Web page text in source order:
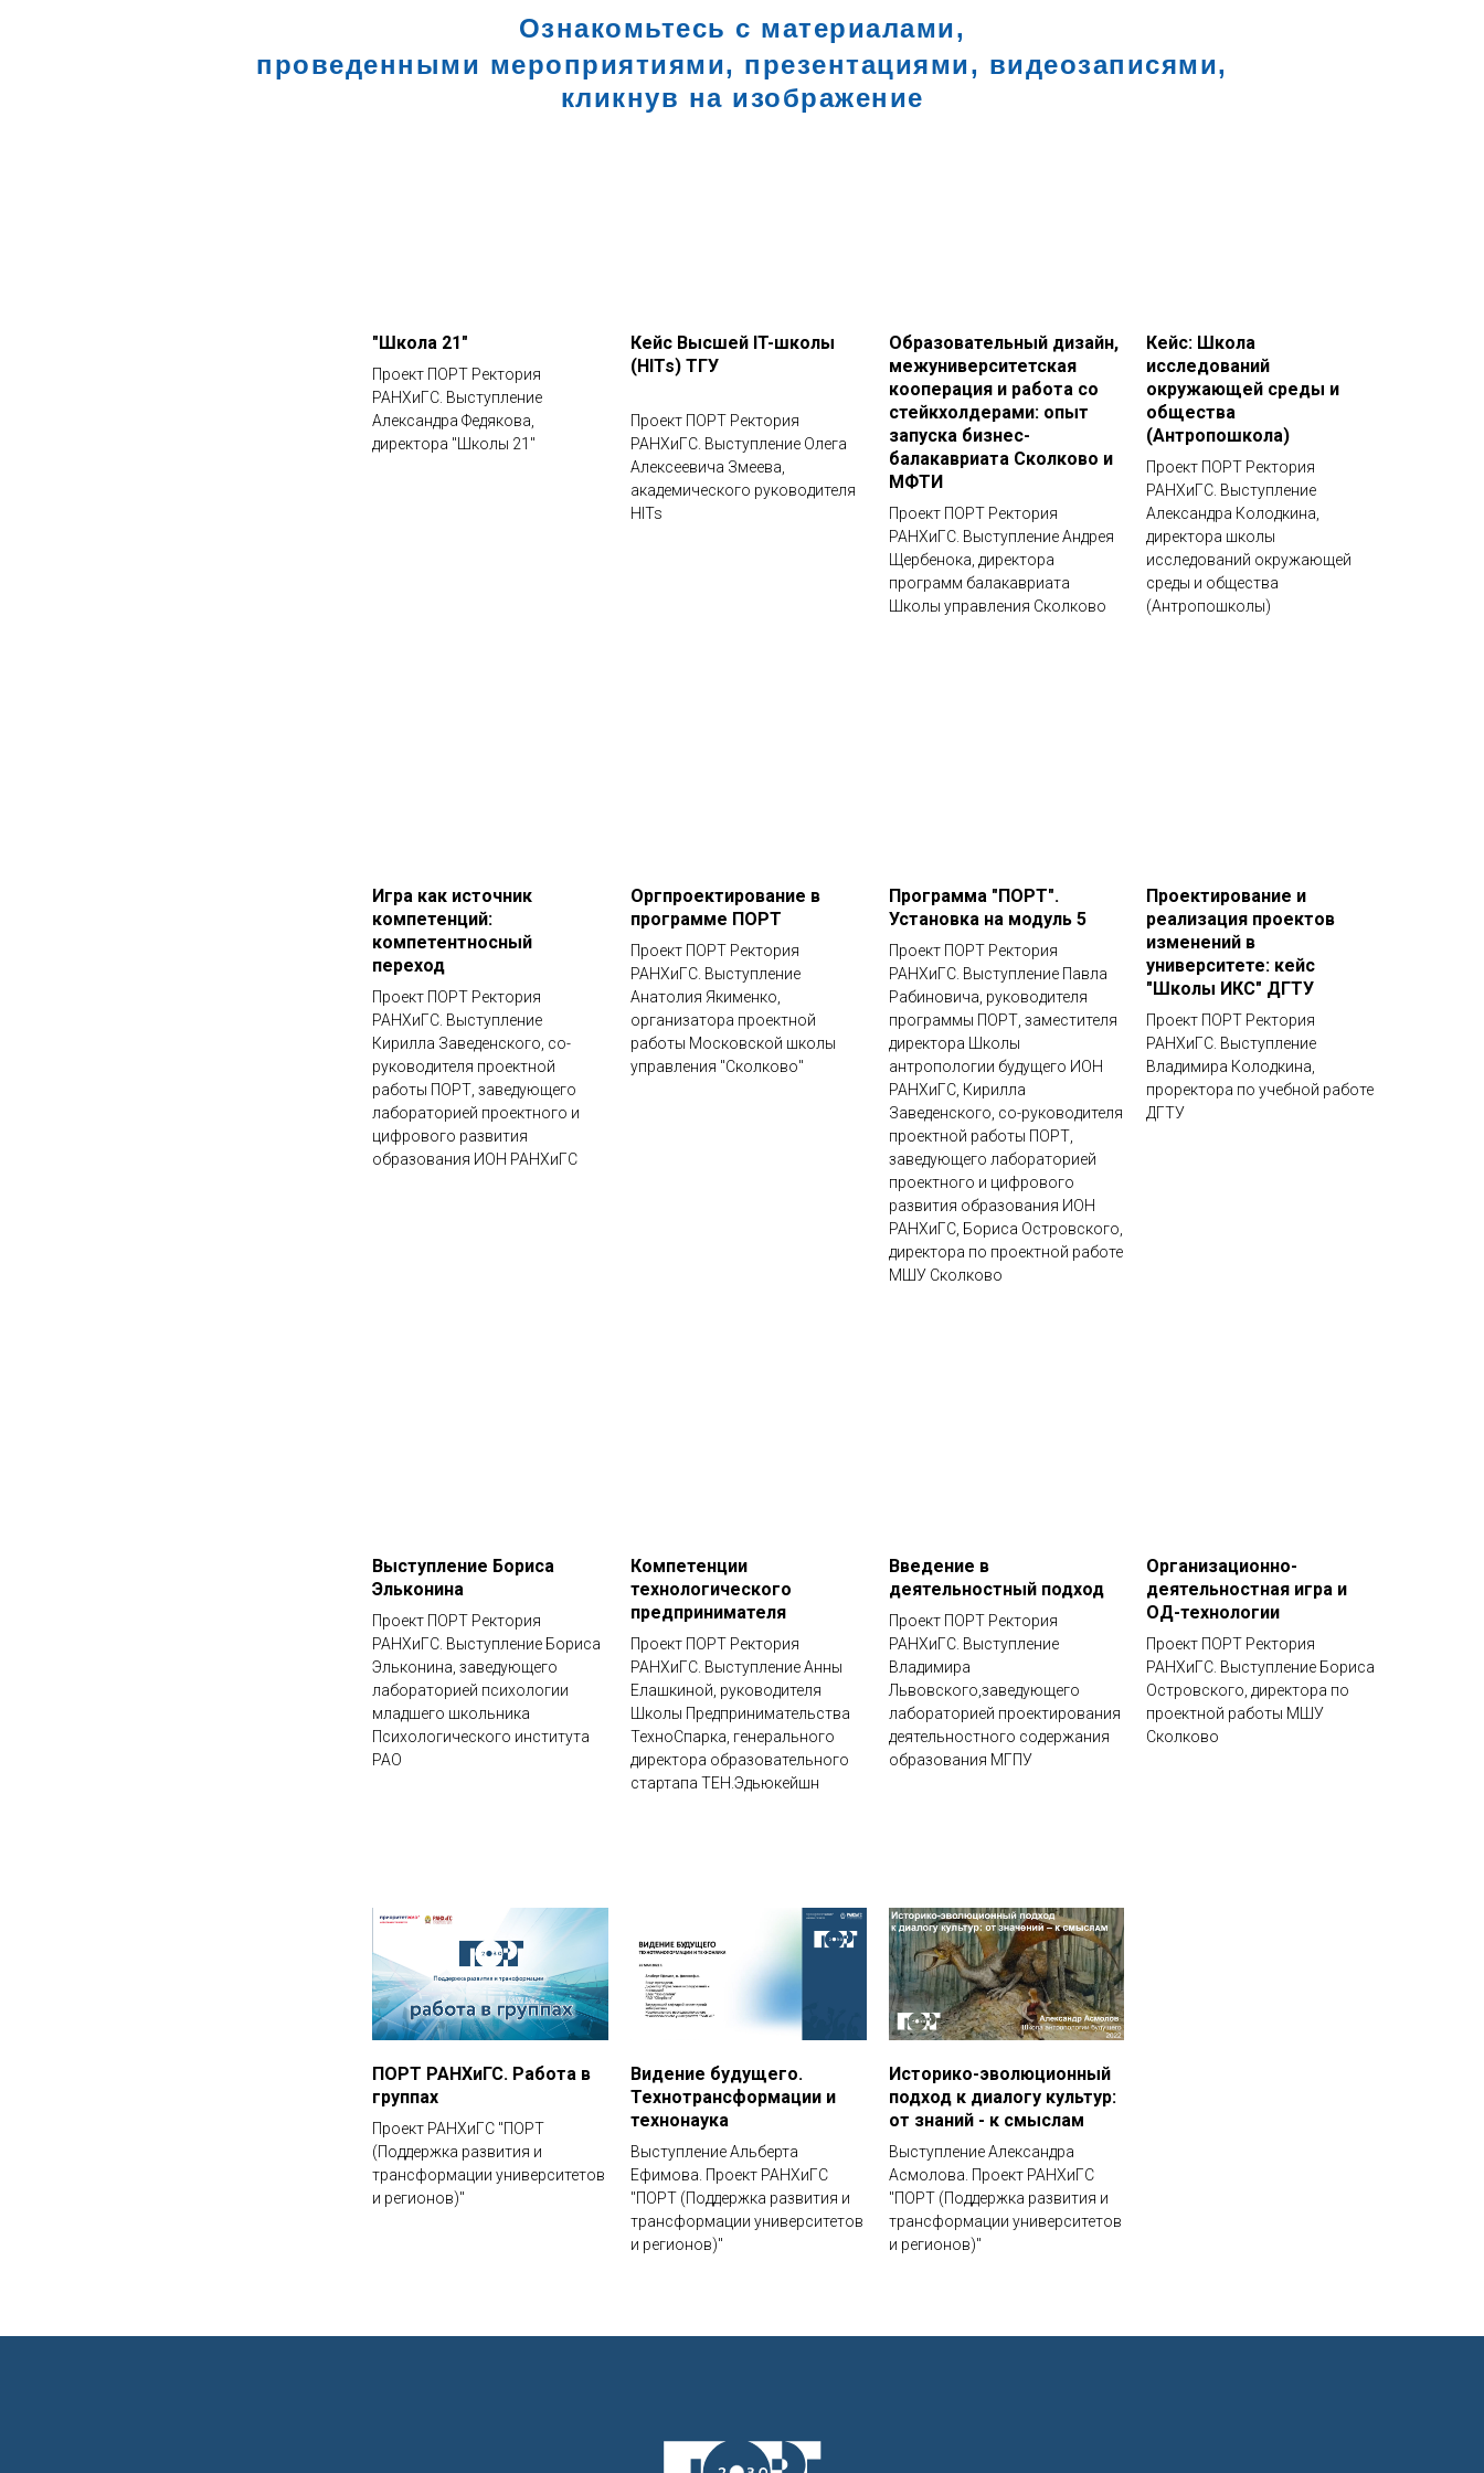
Ознакомьтесь с материалами,
проведенными мероприятиями, презентациями, видеозаписями,
кликнув на изображение
"Школа 21"
Проект ПОРТ Ректория
РАНХиГС. Выступление
Александра Федякова,
директора "Школы 21"
Кейс Высшей IT-школы
(HITs) ТГУ
Проект ПОРТ Ректория
РАНХиГС. Выступление Олега
Алексеевича Змеева,
академического руководителя
HITs
Образовательный дизайн,
межуниверситетская
кооперация и работа со
стейкхолдерами: опыт
запуска бизнес-
балакавриата Сколково и
МФТИ
Проект ПОРТ Ректория
РАНХиГС. Выступление Андрея
Щербенока, директора
программ балакавриата
Школы управления Сколково
Кейс: Школа
исследований
окружающей среды и
общества
(Антропошкола)
Проект ПОРТ Ректория
РАНХиГС. Выступление
Александра Колодкина,
директора школы
исследований окружающей
среды и общества
(Антропошколы)
Игра как источник
компетенций:
компетентносный
переход
Проект ПОРТ Ректория
РАНХиГС. Выступление
Кирилла Заведенского, со-
руководителя проектной
работы ПОРТ, заведующего
лабораторией проектного и
цифрового развития
образования ИОН РАНХиГС
Оргпроектирование в
программе ПОРТ
Проект ПОРТ Ректория
РАНХиГС. Выступление
Анатолия Якименко,
организатора проектной
работы Московской школы
управления "Сколково"
Программа "ПОРТ".
Установка на модуль 5
Проект ПОРТ Ректория
РАНХиГС. Выступление Павла
Рабиновича, руководителя
программы ПОРТ, заместителя
директора Школы
антропологии будущего ИОН
РАНХиГС, Кирилла
Заведенского, со-руководителя
проектной работы ПОРТ,
заведующего лабораторией
проектного и цифрового
развития образования ИОН
РАНХиГС, Бориса Островского,
директора по проектной работе
МШУ Сколково
Проектирование и
реализация проектов
изменений в
университете: кейс
"Школы ИКС" ДГТУ
Проект ПОРТ Ректория
РАНХиГС. Выступление
Владимира Колодкина,
проректора по учебной работе
ДГТУ
Выступление Бориса
Эльконина
Проект ПОРТ Ректория
РАНХиГС. Выступление Бориса
Эльконина, заведующего
лабораторией психологии
младшего школьника
Психологического института
РАО
Компетенции
технологического
предпринимателя
Проект ПОРТ Ректория
РАНХиГС. Выступление Анны
Елашкиной, руководителя
Школы Предпринимательства
ТехноСпарка, генерального
директора образовательного
стартапа ТЕН.Эдьюкейшн
Введение в
деятельностный подход
Проект ПОРТ Ректория
РАНХиГС. Выступление
Владимира
Львовского,заведующего
лабораторией проектирования
деятельностного содержания
образования МГПУ
Организационно-
деятельностная игра и
ОД-технологии
Проект ПОРТ Ректория
РАНХиГС. Выступление Бориса
Островского, директора по
проектной работы МШУ
Сколково
ПОРТ РАНХиГС. Работа в
группах
Проект РАНХиГС "ПОРТ
(Поддержка развития и
трансформации университетов
и регионов)"
Видение будущего.
Технотрансформации и
технонаука
Выступление Альберта
Ефимова. Проект РАНХиГС
"ПОРТ (Поддержка развития и
трансформации университетов
и регионов)"
Историко-эволюционный
подход к диалогу культур:
от знаний - к смыслам
Выступление Александра
Асмолова. Проект РАНХиГС
"ПОРТ (Поддержка развития и
трансформации университетов
и регионов)"